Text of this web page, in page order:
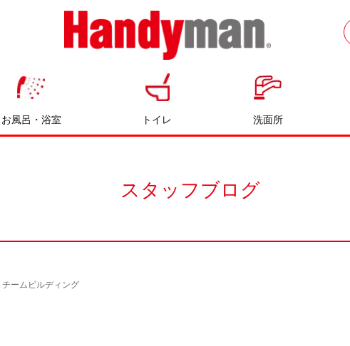
お風呂やキッチンのリフォームならハン
お風呂・浴室 トイレ 洗面所
スタッフブログ
チームビルディング